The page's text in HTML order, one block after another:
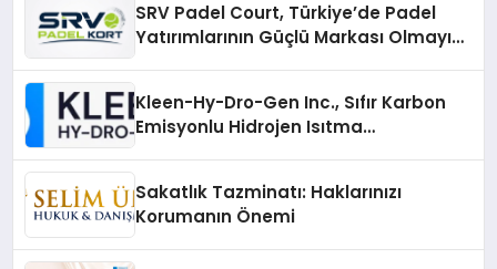
SRV Padel Court, Türkiye’de Padel
Yatırımlarının Güçlü Markası Olmayı
Kleen-Hy-Dro-Gen Inc., Sıfır Karbon
Emisyonlu Hidrojen Isıtma
Sakatlık Tazminatı: Haklarınızı
Korumanın Önemi